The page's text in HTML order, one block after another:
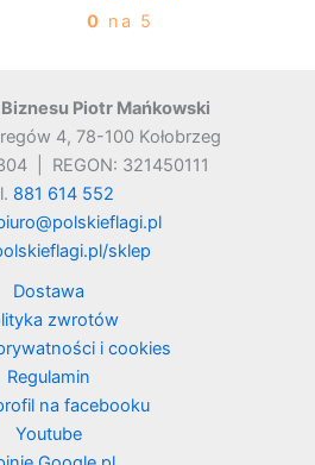
0 na 5
Piotr Mańkowski
4, 78-100 Kołobrzeg
| REGON: 321450111
881 614 552
sklep
Dostawa
zwrotów
i cookies
Regulamin
na facebooku
Youtube